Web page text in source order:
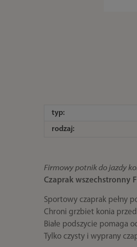
typ:
rodzaj:
Firmowy potnik do jazdy
Czaprak wszechstronny
Sportowy czaprak pełny
Chroni grzbiet konia
Białe podszycie pomaga
Tylko czysty i wyprany